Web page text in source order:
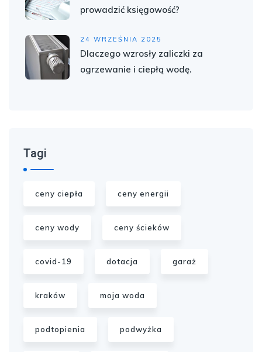
prowadzić księgowość?
24 WRZEŚNIA 2025
Dlaczego wzrosły zaliczki za
ogrzewanie i ciepłą wodę.
Tagi
ceny ciepła ceny energii
ceny wody ceny ścieków
covid-19 dotacja garaż
kraków moja woda
podtopienia podwyżka